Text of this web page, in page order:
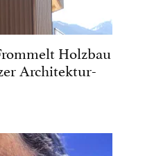
Holzbau
Architektur-